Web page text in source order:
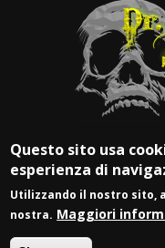
Questo sito usa
esperienza di
Utilizzando il nostro sito,
nostra. Maggiori